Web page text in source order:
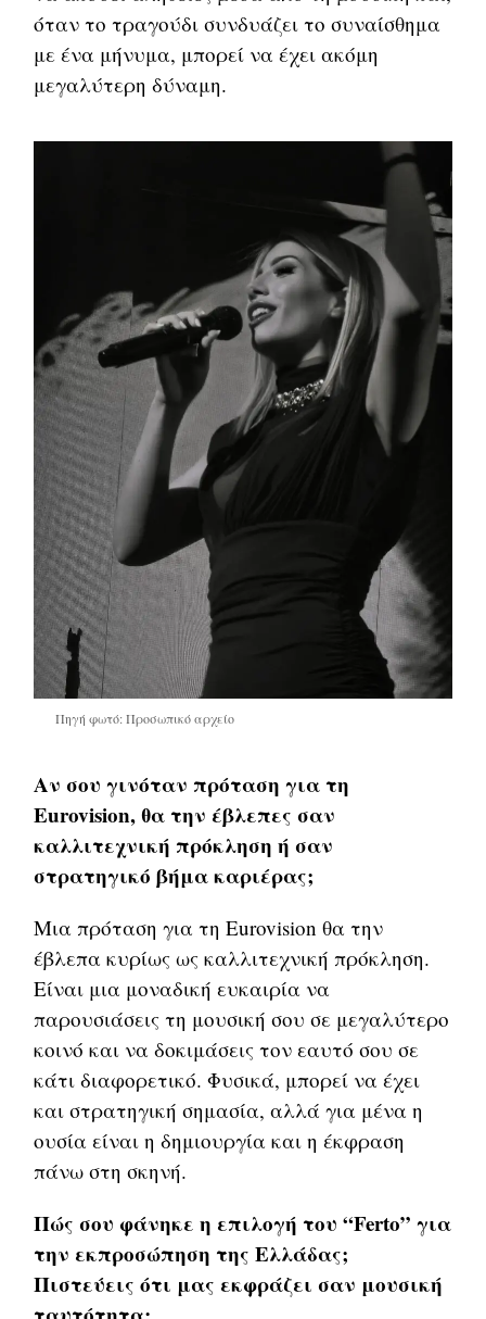
όταν το τραγούδι συνδυάζει το συναίσθημα
με ένα μήνυμα, μπορεί να έχει ακόμη
μεγαλύτερη δύναμη.
Πηγή φωτό: Προσωπικό αρχείο
Αν σου γινόταν πρόταση για τη
Eurovision, θα την έβλεπες σαν
καλλιτεχνική πρόκληση ή σαν
στρατηγικό βήμα καριέρας;
Μια πρόταση για τη Eurovision θα την
έβλεπα κυρίως ως καλλιτεχνική πρόκληση.
Είναι μια μοναδική ευκαιρία να
παρουσιάσεις τη μουσική σου σε μεγαλύτερο
κοινό και να δοκιμάσεις τον εαυτό σου σε
κάτι διαφορετικό. Φυσικά, μπορεί να έχει
και στρατηγική σημασία, αλλά για μένα η
ουσία είναι η δημιουργία και η έκφραση
πάνω στη σκηνή.
Πώς σου φάνηκε η επιλογή του “Fertο” για
την εκπροσώπηση της Ελλάδας;
Πιστεύεις ότι μας εκφράζει σαν μουσική